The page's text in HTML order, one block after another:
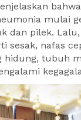
mulai
dan pilek.
sesak, nafas
hidung, tubuh